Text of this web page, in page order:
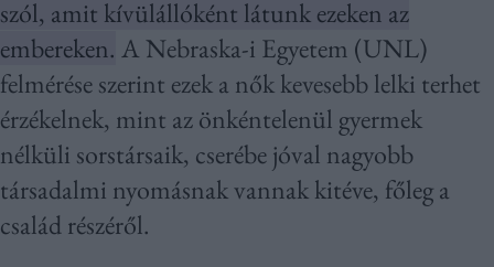
szól, amit kívülállóként látunk ezeken az
embereken. A Nebraska-i Egyetem (UNL)
felmérése szerint ezek a nők kevesebb lelki terhet
érzékelnek, mint az önkéntelenül gyermek
nélküli sorstársaik, cserébe jóval nagyobb
társadalmi nyomásnak vannak kitéve, főleg a
család részéről.